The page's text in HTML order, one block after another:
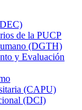
de la PUCP
(DGTH)
y Evaluación
(CAPU)
(DCI)